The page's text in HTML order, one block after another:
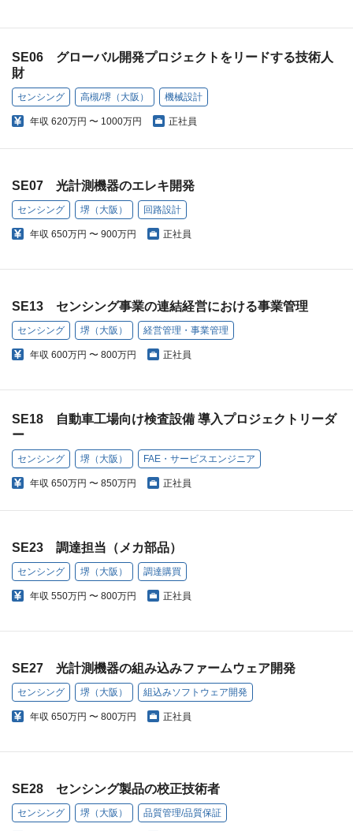
SE06 グローバル開発プロジェクトをリードする技術人
財
センシング 高槻/堺（大阪） 機械設計
年収 620万円 〜 1000万円 正社員
SE07 光計測機器のエレキ開発
センシング 堺（大阪） 回路設計
年収 650万円 〜 900万円 正社員
SE13 センシング事業の連結経営における事業管理
センシング 堺（大阪） 経営管理・事業管理
年収 600万円 〜 800万円 正社員
SE18 自動車工場向け検査設備 導入プロジェクトリーダ
ー
センシング 堺（大阪） FAE・サービスエンジニア
年収 650万円 〜 850万円 正社員
SE23 調達担当（メカ部品）
センシング 堺（大阪） 調達購買
年収 550万円 〜 800万円 正社員
SE27 光計測機器の組み込みファームウェア開発
センシング 堺（大阪） 組込みソフトウェア開発
年収 650万円 〜 800万円 正社員
SE28 センシング製品の校正技術者
センシング 堺（大阪） 品質管理/品質保証